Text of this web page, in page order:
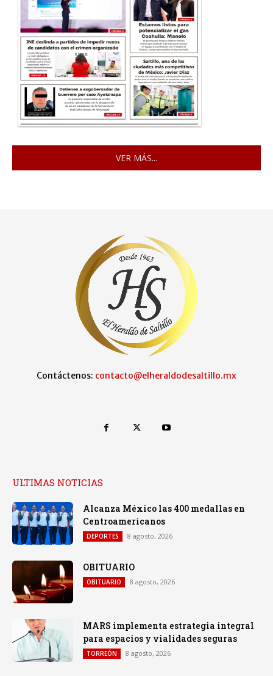
VER MÁS...
Contáctenos: contacto@elheraldodesaltillo.mx
ULTIMAS NOTICIAS
Alcanza México las 400 medallas en
Centroamericanos
DEPORTES 8 agosto, 2026
OBITUARIO
OBITUARIO 8 agosto, 2026
MARS implementa estrategia integral
para espacios y vialidades seguras
TORREÓN 8 agosto, 2026